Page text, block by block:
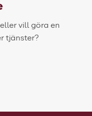
vill göra en
tjänster?